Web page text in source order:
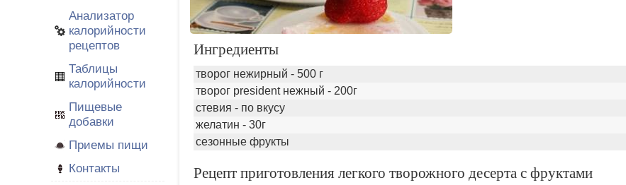
Анализатор
калорийности
рецептов
Таблицы
калорийности
Пищевые
добавки
Приемы пищи
Контакты
Ингредиенты
творог нежирный - 500 г
творог president нежный - 200г
стевия - по вкусу
желатин - 30г
сезонные фрукты
Рецепт приготовления легкого творожного десерта с фруктами